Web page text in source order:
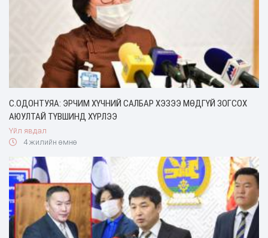
С.ОДОНТУЯА: ЭРЧИМ ХҮЧНИЙ САЛБАР ХЭЗЭЭ МӨДГҮЙ ЗОГСОХ
АЮУЛТАЙ ТҮВШИНД ХҮРЛЭЭ
Үйл явдал
4 жилийн өмнө